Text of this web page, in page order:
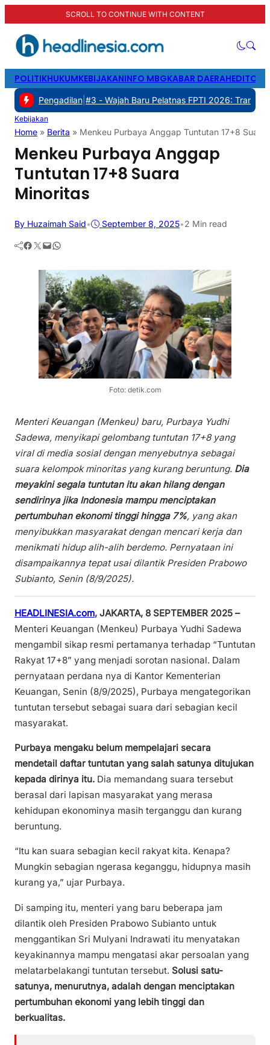
SCROLL TO CONTINUE WITH CONTENT
POLITIKHUKUMKEBIJAKANINFO MBGKABAR DAERAH
Pengadilan|#3 -Wajah Baru Pelatnas FPTI 2026: Transformasi
Kebijakan
Home » Berita » Menkeu Purbaya Anggap Tuntutan 17+8 Suara
Menkeu Purbaya Anggap
Tuntutan 17+8 Suara
Minoritas
By Huzaimah Said• September 8, 2025•2 Min read
Facebook Twitter Mail WhatsApp
Foto: detik.com
Menteri Keuangan (Menkeu) baru, Purbaya Yudhi
Sadewa, menyikapi gelombang tuntutan 17+8 yang
viral di media sosial dengan menyebutnya sebagai
suara kelompok minoritas yang kurang beruntung. Dia
meyakini segala tuntutan itu akan hilang dengan
sendirinya jika Indonesia mampu menciptakan
pertumbuhan ekonomi tinggi hingga 7%, yang akan
menyibukkan masyarakat dengan mencari kerja dan
menikmati hidup alih-alih berdemo. Pernyataan ini
disampaikannya tepat usai dilantik Presiden Prabowo
Subianto, Senin (8/9/2025).
HEADLINESIA.com, JAKARTA, 8 SEPTEMBER 2025 –
Menteri Keuangan (Menkeu) Purbaya Yudhi Sadewa
mengambil sikap resmi pertamanya terhadap “Tuntutan
Rakyat 17+8” yang menjadi sorotan nasional. Dalam
pernyataan perdana nya di Kantor Kementerian
Keuangan, Senin (8/9/2025), Purbaya mengategorikan
tuntutan tersebut sebagai suara dari sebagian kecil
masyarakat.
Purbaya mengaku belum mempelajari secara
mendetail daftar tuntutan yang salah satunya ditujukan
kepada dirinya itu. Dia memandang suara tersebut
berasal dari lapisan masyarakat yang merasa
kehidupan ekonominya masih terganggu dan kurang
beruntung.
“Itu kan suara sebagian kecil rakyat kita. Kenapa?
Mungkin sebagian ngerasa keganggu, hidupnya masih
kurang ya,” ujar Purbaya.
Di samping itu, menteri yang baru beberapa jam
dilantik oleh Presiden Prabowo Subianto untuk
menggantikan Sri Mulyani Indrawati itu menyatakan
keyakinannya mampu mengatasi akar persoalan yang
melatarbelakangi tuntutan tersebut. Solusi satu-
satunya, menurutnya, adalah dengan menciptakan
pertumbuhan ekonomi yang lebih tinggi dan
berkualitas.